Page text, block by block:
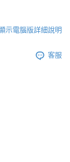
示電腦版詳細說明
客服